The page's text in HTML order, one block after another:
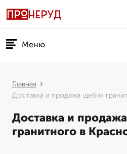
Меню
Главная
Доставка и продажа щебня
Доставка и
гранитного в